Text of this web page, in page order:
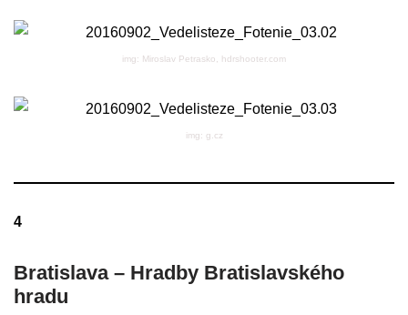
img: Miroslav Petrasko, hdrshooter.com
img: g.cz
4
Bratislava – Hradby Bratislavského
hradu